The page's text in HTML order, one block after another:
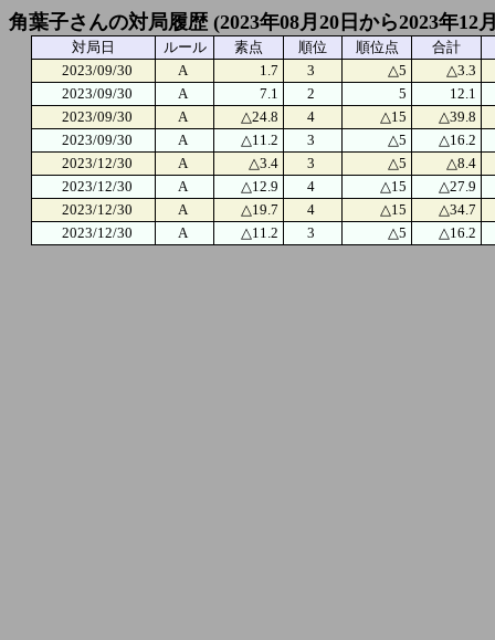
角葉子さんの対局履歴 (2023年08月20日から2023年12
対局日 ルール 素点 順位 順位点
合計
2023/09/30
A 1.7 3 △5
△3.3
2023/09/30
A 7.1 2 5
12.1
2023/09/30
A △24.8 4 △15
△39.8
2023/09/30
A △11.2 3 △5
△16.2
2023/12/30
A △3.4 3 △5
△8.4
2023/12/30
A △12.9 4 △15
△27.9
2023/12/30
A △19.7 4 △15
△34.7
2023/12/30
A △11.2 3 △5 △16.2